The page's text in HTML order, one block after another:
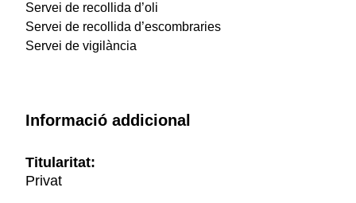
Servei de recollida d’oli
Servei de recollida d’escombraries
Servei de vigilància
Informació addicional
Titularitat:
Privat